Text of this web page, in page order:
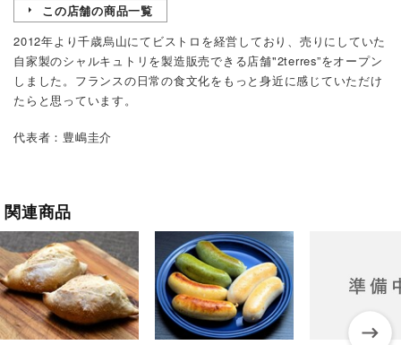
この店舗の商品一覧
2012年より千歳烏山にてビストロを経営しており、売りにしていた
自家製のシャルキュトリを製造販売できる店舗"2terres”をオープン
しました。フランスの日常の食文化をもっと身近に感じていただけ
たらと思っています。
代表者：豊嶋圭介
関連商品